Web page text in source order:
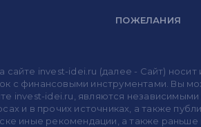
ПОЖЕЛАНИЯ
сайте invest-idei.ru (далее - Сайт)
с финансовыми инструментами. Вы
invest-idei.ru, являются
и в прочих источниках, а также
иные рекомендации, а также